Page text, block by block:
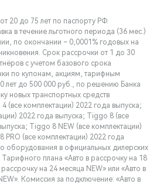
20 до 75 лет по паспорту РФ.
в течение льготного периода (36 мес.)
по окончании – 0,0001% годовых на
Срок рассрочки от 1 до 30
с учетом базового срока
по купонам, акциям, тарифным
лет до 500 000 руб., по решению Банка
новых транспортных средств
(все комплектации) 2022 года выпуска;
2022 года выпуска; Tiggo 8 (все
Tiggo 8 NEW (все комплектации)
PRO (все комплектации) 2022 года
оборудования в официальных дилерских
плана «Авто в рассрочку на 18
на 24 месяца NEW» или «Авто в
Комиссия за подключение: «Авто в